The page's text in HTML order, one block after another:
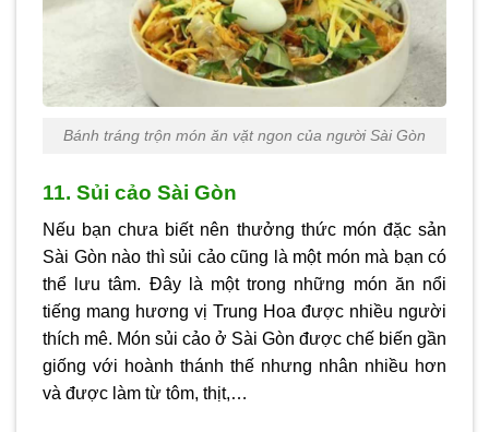
Bánh tráng trộn món ăn vặt ngon của người Sài Gòn
11. Sủi cảo Sài Gòn
Nếu bạn chưa biết nên thưởng thức món đặc sản
Sài Gòn nào thì sủi cảo cũng là một món mà bạn có
thể lưu tâm. Đây là một trong những món ăn nổi
tiếng mang hương vị Trung Hoa được nhiều người
thích mê. Món sủi cảo ở Sài Gòn được chế biến gần
giống với hoành thánh thế nhưng nhân nhiều hơn
và được làm từ tôm, thịt,…